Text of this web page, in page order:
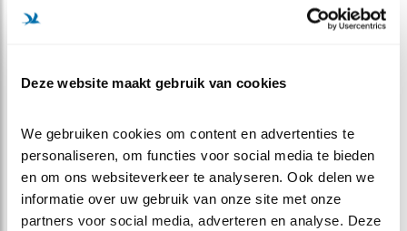
Deze website maakt gebruik van cookies
We gebruiken cookies om content en advertenties te
personaliseren, om functies voor social media te bieden
en om ons websiteverkeer te analyseren. Ook delen we
informatie over uw gebruik van onze site met onze
partners voor social media, adverteren en analyse. Deze
En op de achtergrond: raaf en Grote bonte specht.
Ochtendgeluiden
Spetters tussen kikkerdril
De boomklever baltst
(Machteld, 29-03, 08:28)